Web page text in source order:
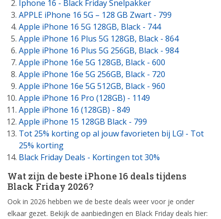
Iphone 16 - Black Friday Snelpakker
APPLE iPhone 16 5G – 128 GB Zwart - 799
Apple iPhone 16 5G 128GB, Black - 744
Apple iPhone 16 Plus 5G 128GB, Black - 864
Apple iPhone 16 Plus 5G 256GB, Black - 984
Apple iPhone 16e 5G 128GB, Black - 600
Apple iPhone 16e 5G 256GB, Black - 720
Apple iPhone 16e 5G 512GB, Black - 960
Apple iPhone 16 Pro (128GB) - 1149
Apple iPhone 16 (128GB) - 849
Apple iPhone 15 128GB Black - 799
Tot 25% korting op al jouw favorieten bij LG! - Tot
25% korting
Black Friday Deals - Kortingen tot 30%
Wat zijn de beste iPhone 16 deals tijdens
Black Friday 2026?
Ook in 2026 hebben we de beste deals weer voor je onder
elkaar gezet. Bekijk de aanbiedingen en Black Friday deals hier: